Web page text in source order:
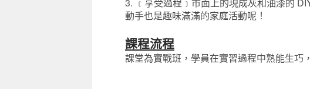
動手也是趣味滿滿的家庭活動呢！
課程流程
課堂為實戰班，學員在實習過程中熟能生巧